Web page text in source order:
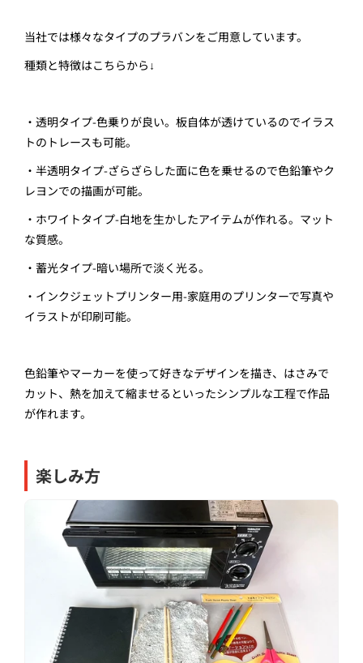
当社では様々なタイプのプラバンをご用意しています。
種類と特徴はこちらから↓
・透明タイプ-色乗りが良い。板自体が透けているのでイラス
トのトレースも可能。
・半透明タイプ-ざらざらした面に色を乗せるので色鉛筆やク
レヨンでの描画が可能。
・ホワイトタイプ-白地を生かしたアイテムが作れる。マット
な質感。
・蓄光タイプ-暗い場所で淡く光る。
・インクジェットプリンター用-家庭用のプリンターで写真や
イラストが印刷可能。
色鉛筆やマーカーを使って好きなデザインを描き、はさみで
カット、熱を加えて縮ませるといったシンプルな工程で作品
が作れます。
楽しみ方